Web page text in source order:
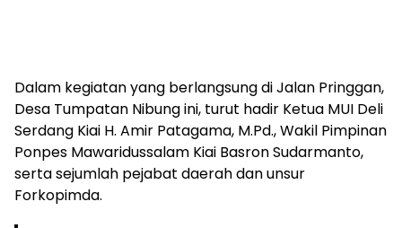
Dalam kegiatan yang berlangsung di Jalan Pringgan,
Desa Tumpatan Nibung ini, turut hadir Ketua MUI Deli
Serdang Kiai H. Amir Patagama, M.Pd., Wakil Pimpinan
Ponpes Mawaridussalam Kiai Basron Sudarmanto,
serta sejumlah pejabat daerah dan unsur
Forkopimda.